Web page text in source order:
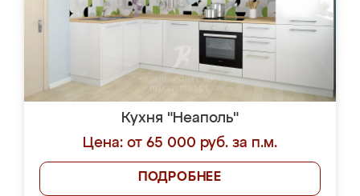
Кухня "Неаполь"
Цена: от 65 000 руб. за п.м.
ПОДРОБНЕЕ